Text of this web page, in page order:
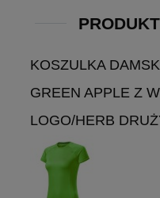
KOSZULKA
GREEN APPLE Z
LOGO/HERB